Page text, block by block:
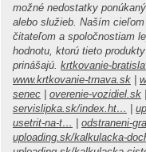
možné nedostatky
alebo služieb. Naším
čitateľom a spoločnostiam
hodnotu, ktorú tieto
prinášajú. krtkovanie-
www.krtkovanie-trnava.sk
senec
overenie-vozidiel.sk
servislipka.sk/index.ht…
usetrit-na-t…
odstraneni-
uploading.sk/kalkulacka-